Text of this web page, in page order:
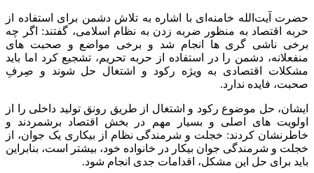
حضرت آیت‌الله خامنه‌ای با اشاره به تلاش دشمن برای استفاده از
حربه اقتصاد به منظور ضربه زدن به نظام اسلامی، گفتند: اگر چه
برخی ناشی گری ها انجام شد و برخی مواضع و صحبت های
منفعلانه، دشمن را در استفاده از حربه تحریم، تشجیع کرد اما باید
مشکلات اقتصادی به ویژه رکود و اشتغال حل شوند و صِرفِ
صحبت، فایده ندارد.
ایشان، حل موضوع رکود و اشتغال از طریق رونق تولید داخلی را از
اولویت های اصلی و بسیار مهم در بخش اقتصاد برشمردند و
خاطرنشان کردند: خجلت و شرمندگی نظام از بیکاری یک جوان، از
خجلت و شرمندگی جوان بیکار در خانواده خود، بیشتر است، بنابراین
باید برای حل این مشکل، اقدامات جدی انجام شود.